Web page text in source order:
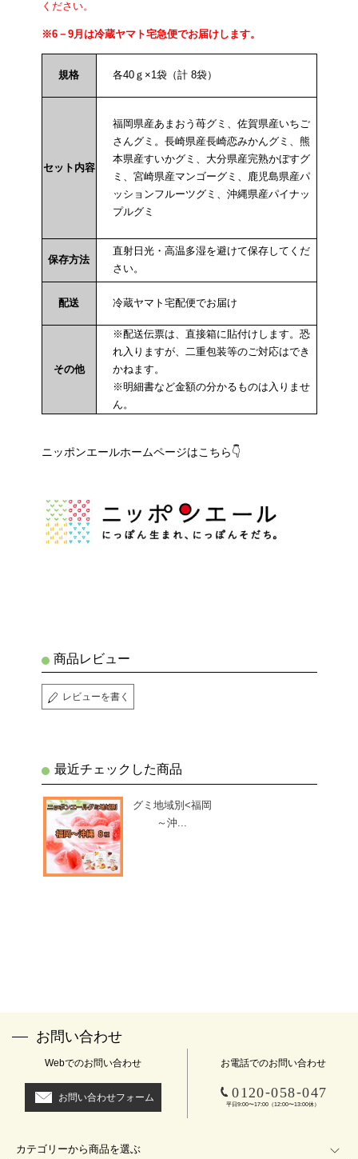
ください。
※6－9月は冷蔵ヤマト宅急便でお届けします。
規格 各40ｇ×1袋（計 8袋）
セット内容
福岡県産あまおう苺グミ、佐賀県産いちご
さんグミ。長崎県産長崎恋みかんグミ、熊
本県産すいかグミ、大分県産完熟かぼすグ
ミ、宮崎県産マンゴーグミ、鹿児島県産パ
ッションフルーツグミ、沖縄県産パイナッ
プルグミ
保存方法
直射日光・高温多湿を避けて保存してくだ
さい。
配送 冷蔵ヤマト宅配便でお届け
その他
※配送伝票は、直接箱に貼付けします。恐
れ入りますが、二重包装等のご対応はでき
かねます。
※明細書など金額の分かるものは入りませ
ん。
ニッポンエールホームページはこちら👇
商品レビュー
レビューを書く
最近チェックした商品
グミ地域別<福岡
～沖...
お問い合わせ
Webでのお問い合わせ
お問い合わせフォーム
お電話でのお問い合わせ
0120-058-047
平日9:00〜17:00（12:00〜13:00休）
カテゴリーから商品を選ぶ